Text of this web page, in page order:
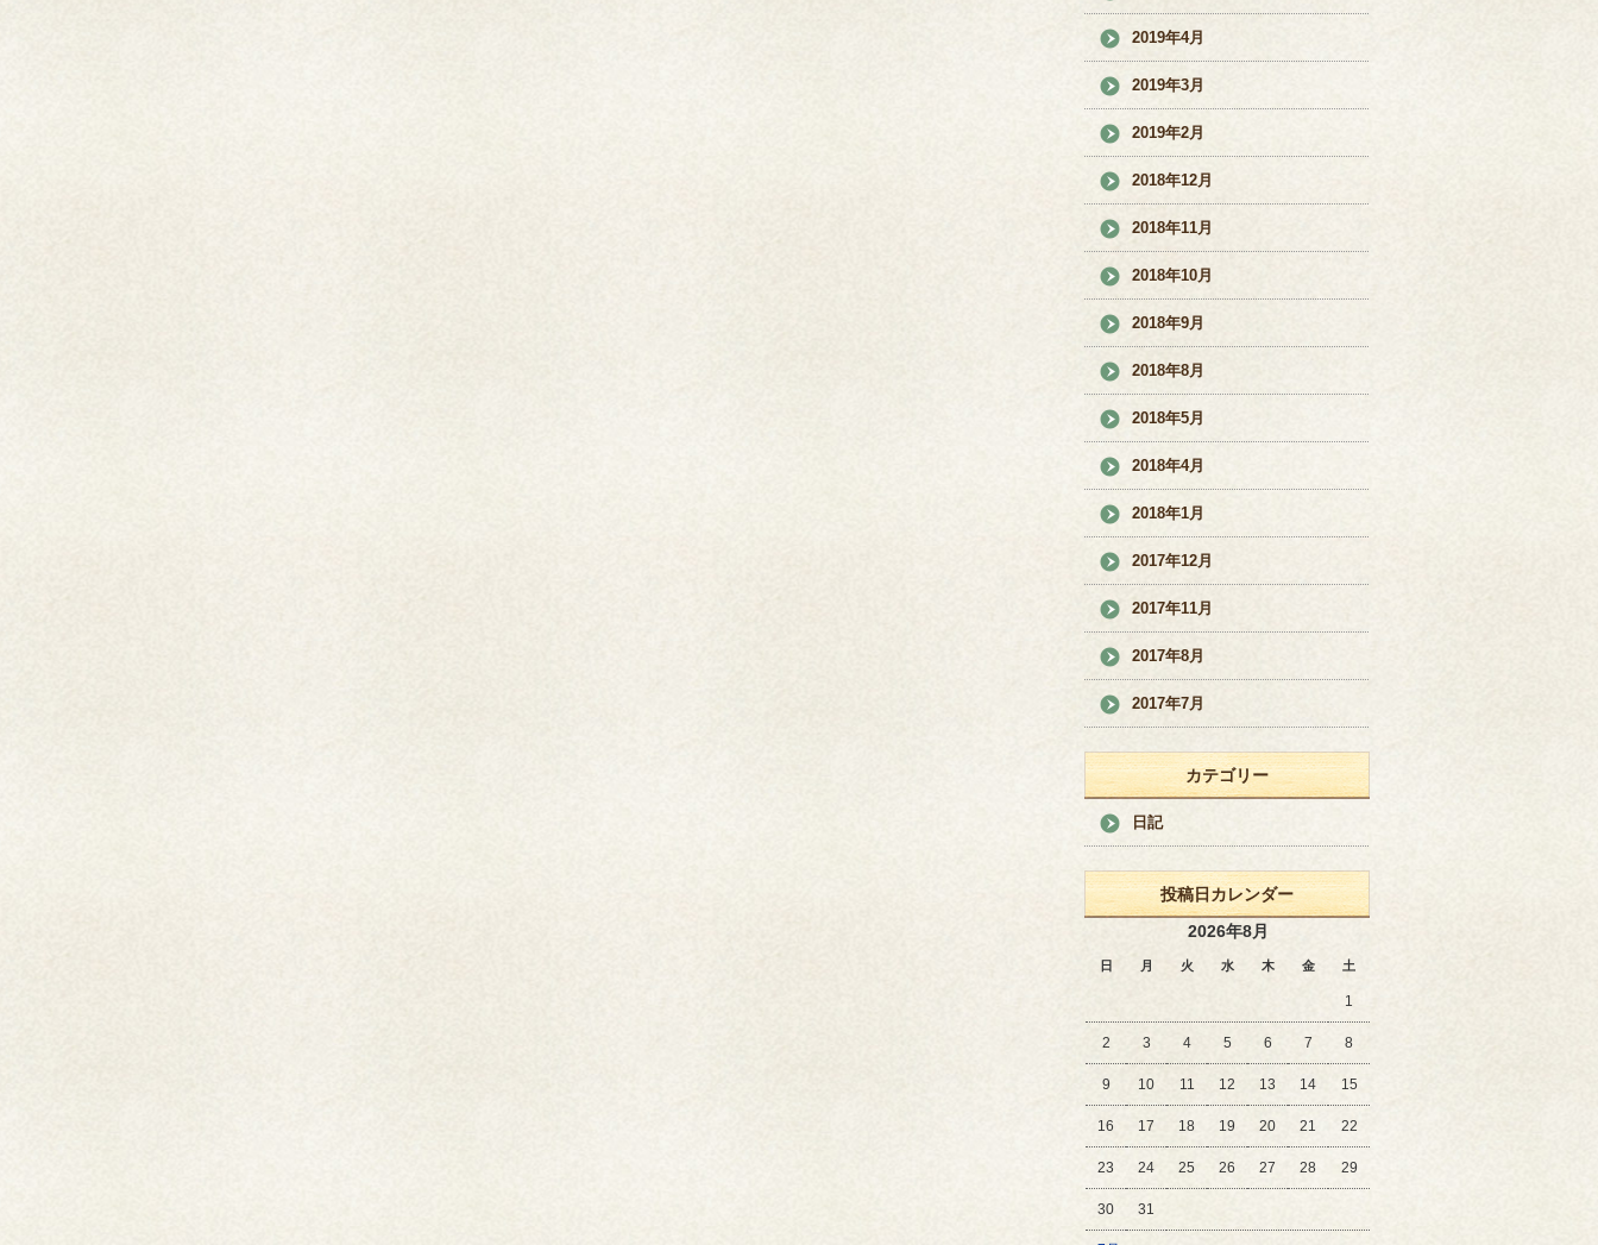
2019年4月
2019年3月
2019年2月
2018年12月
2018年11月
2018年10月
2018年9月
2018年8月
2018年5月
2018年4月
2018年1月
2017年12月
2017年11月
2017年8月
2017年7月
カテゴリー
日記
投稿日カレンダー
2026年8月
日 月 火 水 木 金 土
1
2 3 4 5 6 7 8
9 10 11 12 13 14 15
16 17 18 19 20 21 22
23 24 25 26 27 28 29
30 31